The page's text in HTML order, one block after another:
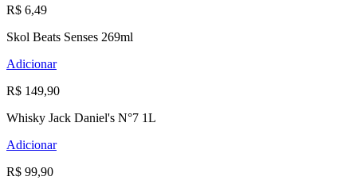
R$ 6,49
Skol Beats Senses 269ml
Adicionar
R$ 149,90
Whisky Jack Daniel's N°7 1L
Adicionar
R$ 99,90